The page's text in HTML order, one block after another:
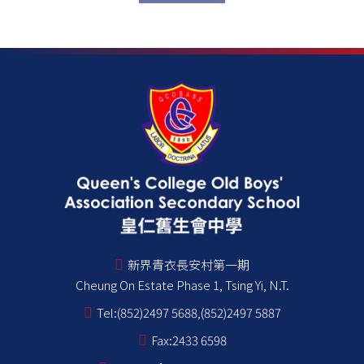
新界青衣長安村第一期
Cheung On Estate Phase 1, Tsing Yi, N.T.
Tel:(852)2497 5688,(852)2497 5887
Fax:2433 6598